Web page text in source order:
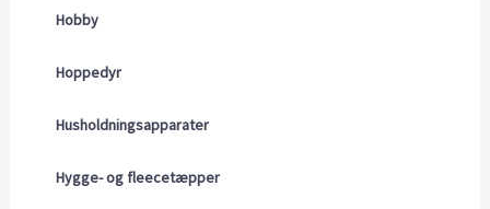
Hobby
Hoppedyr
Husholdningsapparater
Hygge- og fleecetæpper